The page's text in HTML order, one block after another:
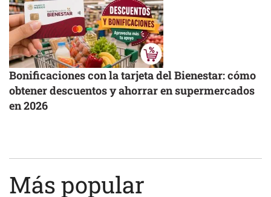
Bonificaciones con la tarjeta del Bienestar: cómo
obtener descuentos y ahorrar en supermercados
en 2026
Más popular